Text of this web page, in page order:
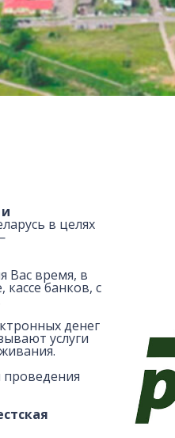
в целях
Вас время, в
банков, с
денег
услуги
проведения